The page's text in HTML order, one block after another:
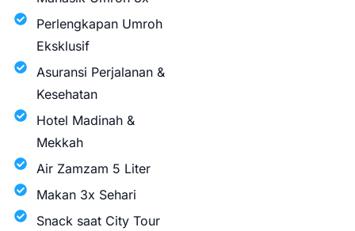
Perlengkapan Umroh
Eksklusif
Asuransi Perjalanan &
Kesehatan
Hotel Madinah &
Mekkah
Air Zamzam 5 Liter
Makan 3x Sehari
Snack saat City Tour